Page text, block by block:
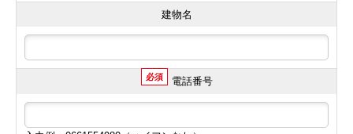
建物名
必須 電話番号